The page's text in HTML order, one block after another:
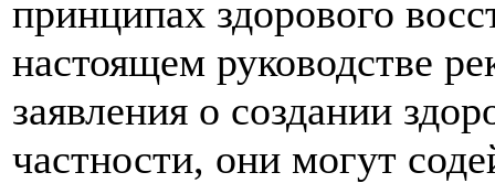
принципах здорового
настоящем руководстве
заявления о создании
частности, они могут